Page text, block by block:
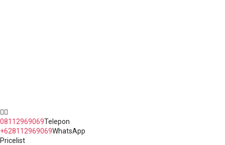
08112969069Telepon
+628112969069WhatsApp
Pricelist